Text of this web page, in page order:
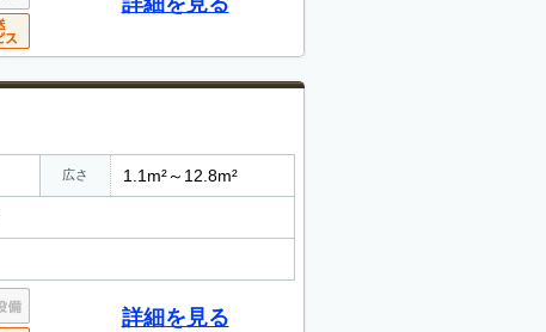
広さ 1.1m²～12.8m²
詳細を見る